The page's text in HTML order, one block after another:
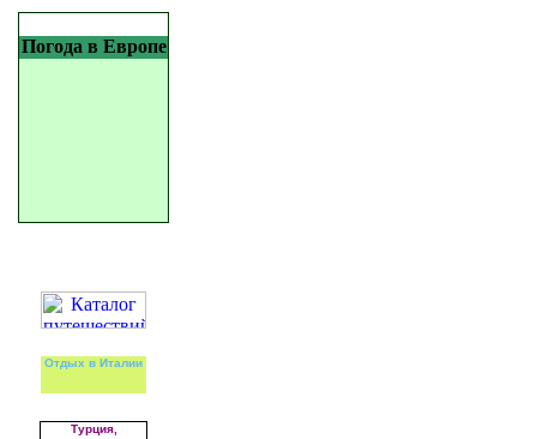
Погода в Европе
Отдых в Италии
Турция,